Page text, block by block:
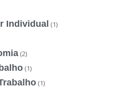
Individual (1)
(2)
(1)
(1)